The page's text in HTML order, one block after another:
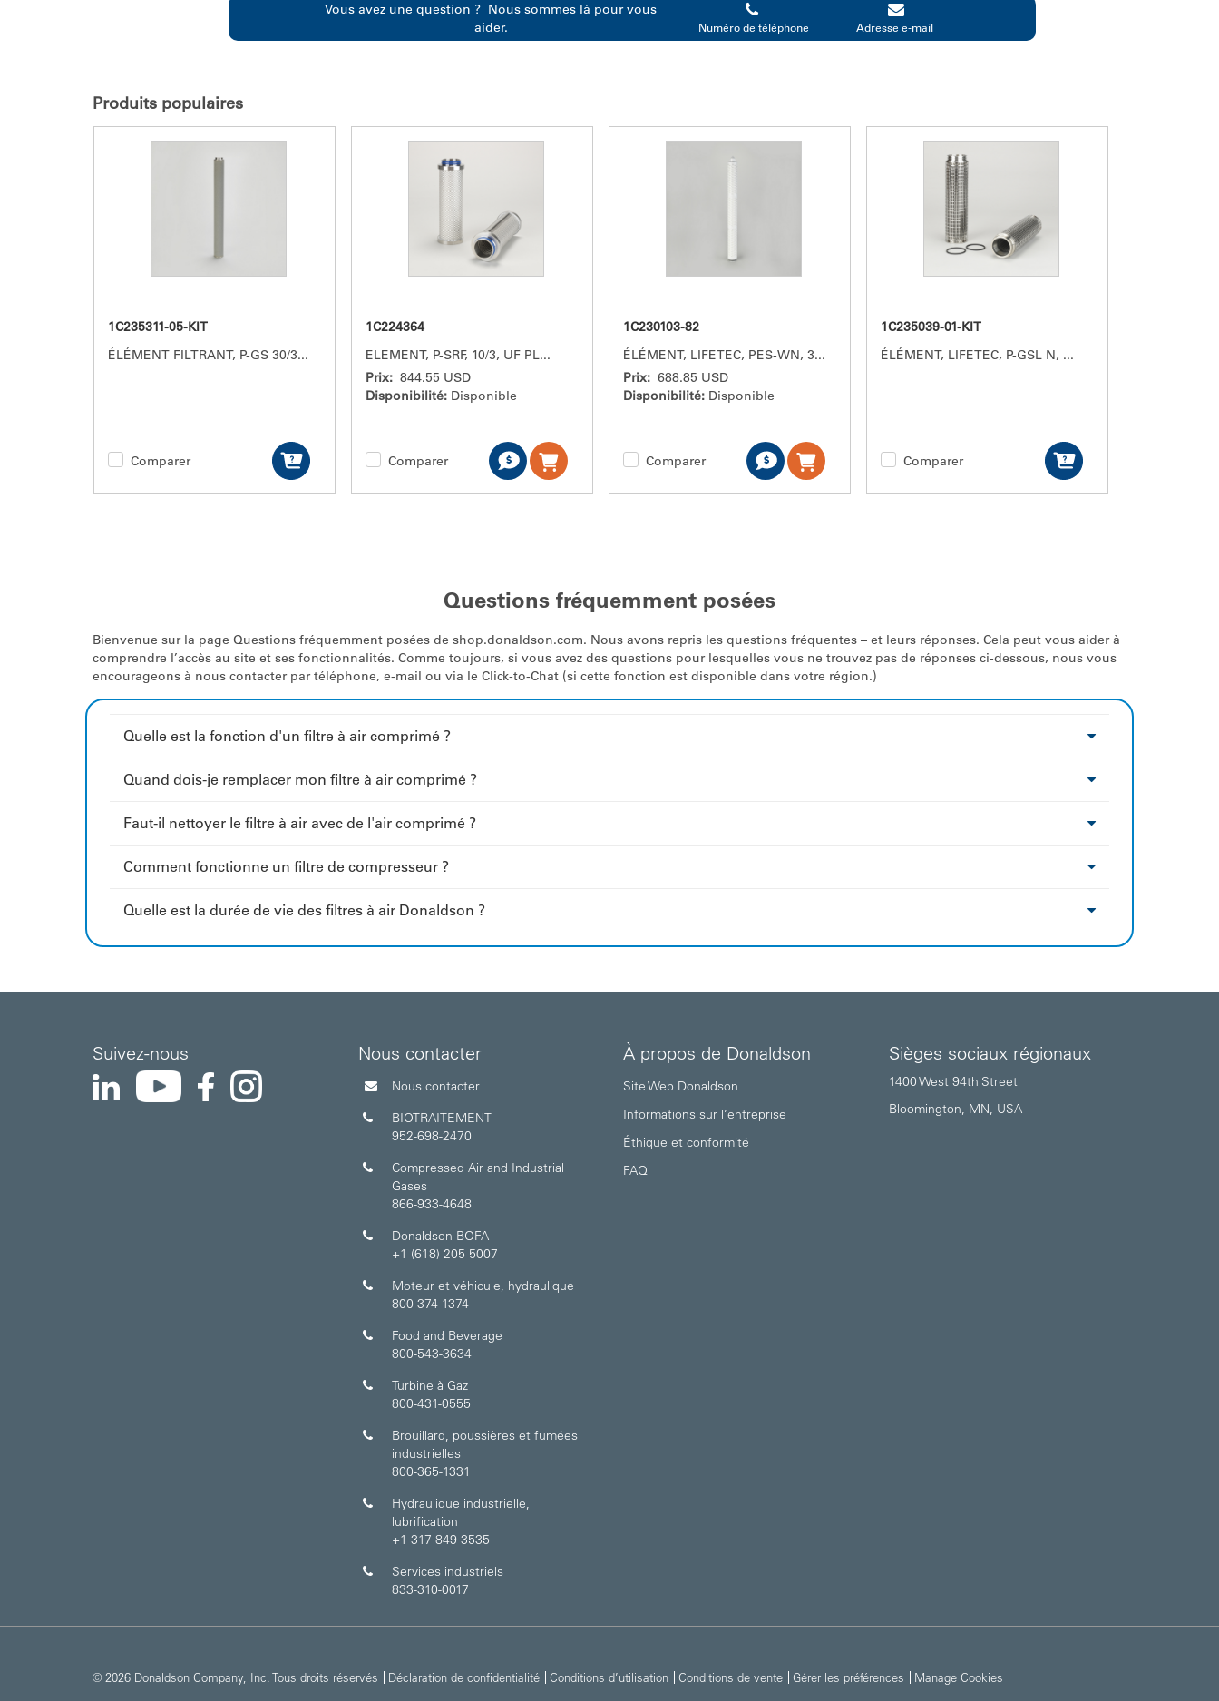
Vous avez une question ? Nous sommes là pour vous
aider.
Numéro de téléphone Adresse e-mail
Produits populaires
1C235311-05-KIT
ÉLÉMENT FILTRANT, P-GS 30/3...
Comparer
1C224364
ELEMENT, P-SRF, 10/3, UF PL...
Prix: 844.55 USD
Disponibilité: Disponible
Comparer
1C230103-82
ÉLÉMENT, LIFETEC, PES-WN, 3...
Prix: 688.85 USD
Disponibilité: Disponible
Comparer
1C235039-01-KIT
ÉLÉMENT, LIFETEC, P-GSL N, ...
Comparer
Questions fréquemment posées
Bienvenue sur la page Questions fréquemment posées de shop.donaldson.com. Nous avons repris les questions fréquentes – et leurs réponses. Cela peut vous aider à
comprendre l’accès au site et ses fonctionnalités. Comme toujours, si vous avez des questions pour lesquelles vous ne trouvez pas de réponses ci-dessous, nous vous
encourageons à nous contacter par téléphone, e-mail ou via le Click-to-Chat (si cette fonction est disponible dans votre région.)
Quelle est la fonction d'un filtre à air comprimé ?
Quand dois-je remplacer mon filtre à air comprimé ?
Faut-il nettoyer le filtre à air avec de l'air comprimé ?
Comment fonctionne un filtre de compresseur ?
Quelle est la durée de vie des filtres à air Donaldson ?
Suivez-nous
LinkedIn
YouTube
Facebook
Instagram
Nous contacter
Nous contacter
BIOTRAITEMENT
952-698-2470
Compressed Air and Industrial
Gases
866-933-4648
Donaldson BOFA
+1 (618) 205 5007
Moteur et véhicule, hydraulique
800-374-1374
Food and Beverage
800-543-3634
Turbine à Gaz
800-431-0555
Brouillard, poussières et fumées
industrielles
800-365-1331
Hydraulique industrielle,
lubrification
+1 317 849 3535
Services industriels
833-310-0017
À propos de Donaldson
Site Web Donaldson
Informations sur l’entreprise
Éthique et conformité
FAQ
Sièges sociaux régionaux
1400 West 94th Street
Bloomington, MN, USA
© 2026 Donaldson Company, Inc. Tous droits réservés Déclaration de confidentialité Conditions d’utilisation Conditions de vente Gérer les préférences Manage Cookies